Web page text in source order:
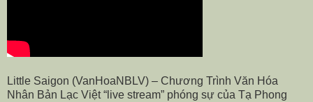
Little Saigon (VanHoaNBLV) – Chương Trình Văn Hóa
Nhân Bản Lạc Việt “live stream” phóng sự của Tạ Phong